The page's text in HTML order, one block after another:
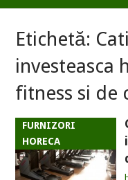
Etichetă:
investeasca
fitness si de
FURNIZORI
HORECA